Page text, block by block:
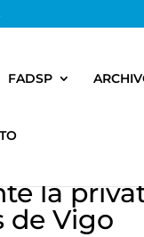
FADSP
la
de Vigo